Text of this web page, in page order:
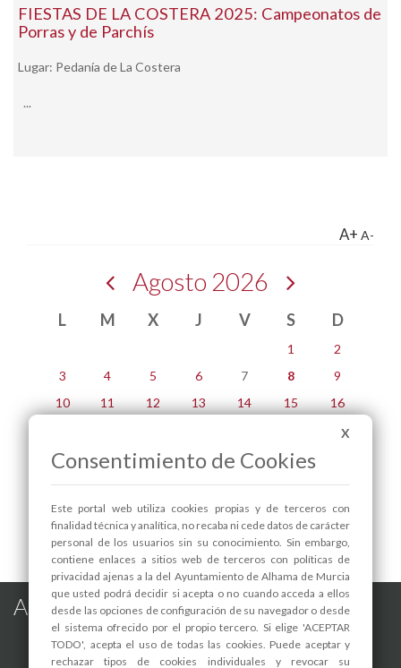
FIESTAS DE LA COSTERA 2025: Campeonatos de
Porras y de Parchís
Lugar: Pedanía de La Costera
...
A+ A-
Agosto 2026
L M X J V S D
1
2
3
4 5 6 7 8
9
10
11 12 13 14 15
16
23
24
25 26 27 28 29
31
Sábado, 8 de agosto
Alhama de Murcia en las Redes
X
Consentimiento de Cookies
Este portal web utiliza cookies propias y de terceros con
finalidad técnica y analítica, no recaba ni cede datos de carácter
personal de los usuarios sin su conocimiento. Sin embargo,
contiene enlaces a sitios web de terceros con políticas de
privacidad ajenas a la del Ayuntamiento de Alhama de Murcia
que usted podrá decidir si acepta o no cuando acceda a ellos
desde las opciones de configuración de su navegador o desde
el sistema ofrecido por el propio tercero. Si elige 'ACEPTAR
TODO', acepta el uso de todas las cookies. Puede aceptar y
rechazar tipos de cookies individuales y revocar su